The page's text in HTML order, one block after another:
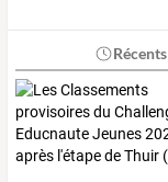
Récents